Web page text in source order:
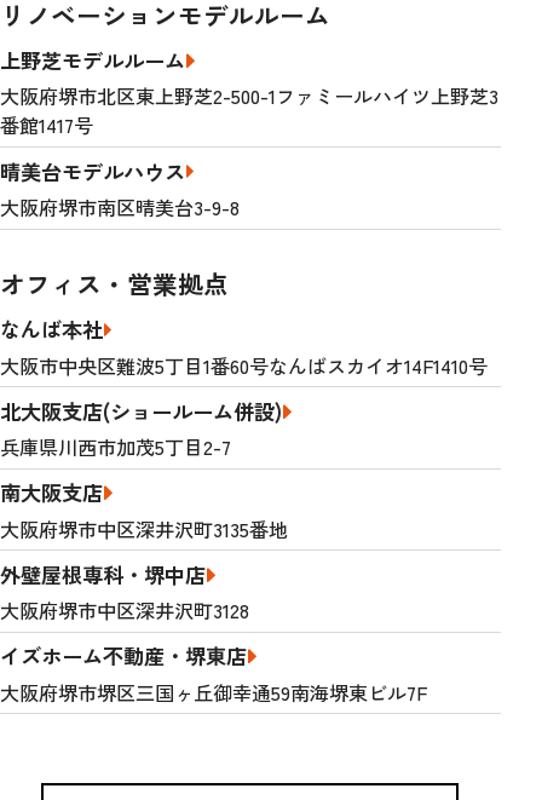
リノベーションモデルルーム
上野芝モデルルーム
大阪府堺市北区東上野芝2-500-1ファミールハイツ上野芝3
番館1417号
晴美台モデルハウス
大阪府堺市南区晴美台3-9-8
オフィス・営業拠点
なんば本社
大阪市中央区難波5丁目1番60号なんばスカイオ14F1410号
北大阪支店(ショールーム併設)
兵庫県川西市加茂5丁目2-7
南大阪支店
大阪府堺市中区深井沢町3135番地
外壁屋根専科・堺中店
大阪府堺市中区深井沢町3128
イズホーム不動産・堺東店
大阪府堺市堺区三国ヶ丘御幸通59南海堺東ビル7F